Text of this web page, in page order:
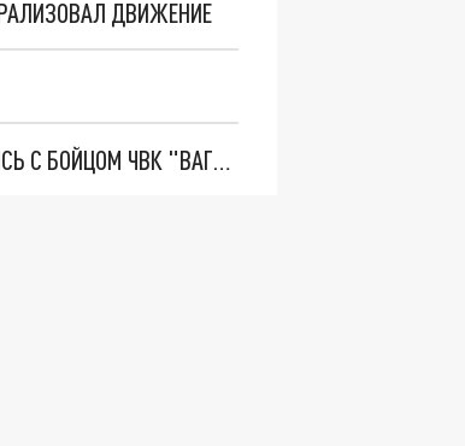
ДВИЖЕНИЕ
В ДЕНЬ ЗАЩИТНИКА ОТЕЧЕСТВА В ЧЕЛЯБИНСКОЙ ОБЛАСТИ ПРОСТИЛИСЬ С БОЙЦОМ ЧВК "ВАГНЕР"